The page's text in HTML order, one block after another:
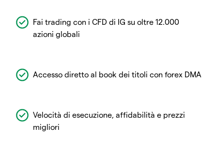
Fai trading con i CFD di IG su oltre 12.000
azioni globali
Accesso diretto al book dei titoli con forex DMA
Velocità di esecuzione, affidabilità e prezzi
migliori